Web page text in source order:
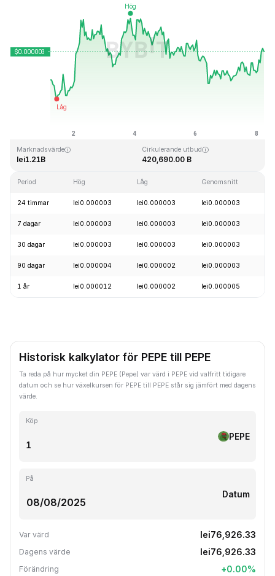
Senast uppdaterad: 2026-08-08, 05:32 GMT+0
Marknadsvärde
lei1.21B
Cirkulerande utbud
420,690.00 B
Period Hög Låg Genomsnitt
24 timmar lei0.000003 lei0.000003 lei0.000003
7 dagar lei0.000003 lei0.000003 lei0.000003
30 dagar lei0.000003 lei0.000003 lei0.000003
90 dagar lei0.000004 lei0.000002 lei0.000003
1 år lei0.000012 lei0.000002 lei0.000005
Historisk kalkylator för PEPE till PEPE
Ta reda på hur mycket din PEPE (Pepe) var värd i PEPE vid valfritt tidigare
datum och se hur växelkursen för PEPE till PEPE står sig jämfört med dagens
värde.
Köp
PEPE
På
Datum
Var värd lei76,926.33
Dagens värde lei76,926.33
Förändring +0.00%